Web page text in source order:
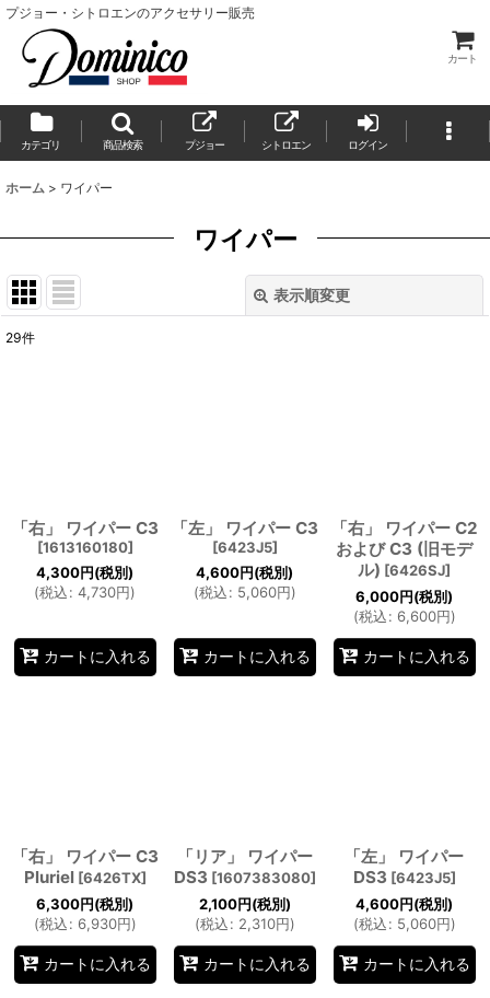
プジョー・シトロエンのアクセサリー販売
カート
カテゴリ 商品検索 プジョー シトロエン ログイン
ホーム > ワイパー
ワイパー
表示順変更
絞り込む
29件
「右」 ワイパー C3
[1613160180]
4,300円(税別)
(税込: 4,730円)
カートに入れる
「左」 ワイパー C3
[6423J5]
4,600円(税別)
(税込: 5,060円)
カートに入れる
「右」 ワイパー C2
および C3 (旧モデ
ル) [6426SJ]
6,000円(税別)
(税込: 6,600円)
カートに入れる
「右」 ワイパー C3
Pluriel [6426TX]
6,300円(税別)
(税込: 6,930円)
カートに入れる
「リア」 ワイパー
DS3 [1607383080]
2,100円(税別)
(税込: 2,310円)
カートに入れる
「左」 ワイパー
DS3 [6423J5]
4,600円(税別)
(税込: 5,060円)
カートに入れる